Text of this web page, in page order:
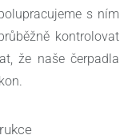
s ním
kontrolovat
že naše čerpadla